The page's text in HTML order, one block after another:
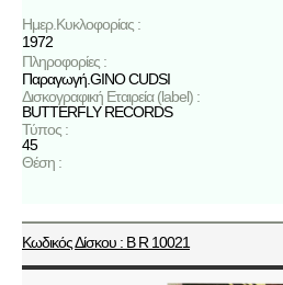
Ημερ.Κυκλοφορίας :
1972
Πληροφορίες :
Παραγωγή.GINO CUDSI
Δισκογραφική Εταιρεία (label) :
BUTTERFLY RECORDS
Τύπος :
45
Θέση :
Κωδικός Δίσκου : B R 10021